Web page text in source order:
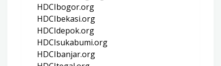
HDCIbogor.org
HDCIbekasi.org
HDCIdepok.org
HDCIsukabumi.org
HDCIbanjar.org